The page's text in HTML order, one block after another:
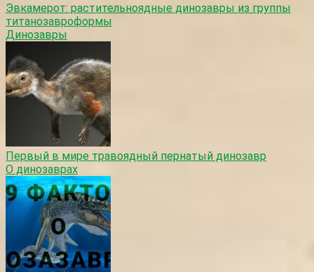
Эвкамерот: растительноядные динозавры из группы
титанозавроформы
Динозавры
Первый в мире травоядный пернатый динозавр
О динозаврах